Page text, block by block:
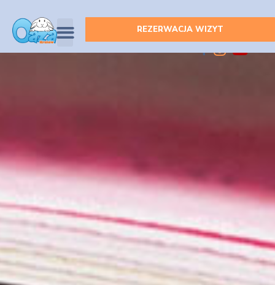
REZERWACJA WIZYT